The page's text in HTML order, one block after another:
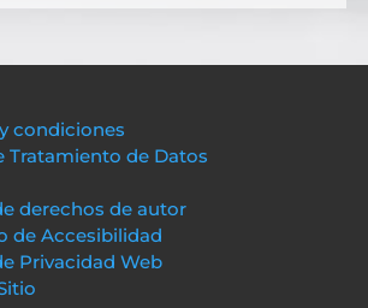
condiciones
Tratamiento de Datos
derechos de autor
de Accesibilidad
Privacidad Web